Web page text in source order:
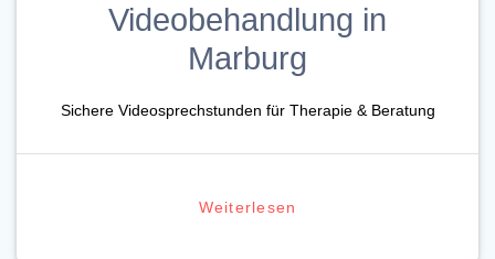
Videobehandlung in
Marburg
Sichere Videosprechstunden für Therapie & Beratung
Weiterlesen